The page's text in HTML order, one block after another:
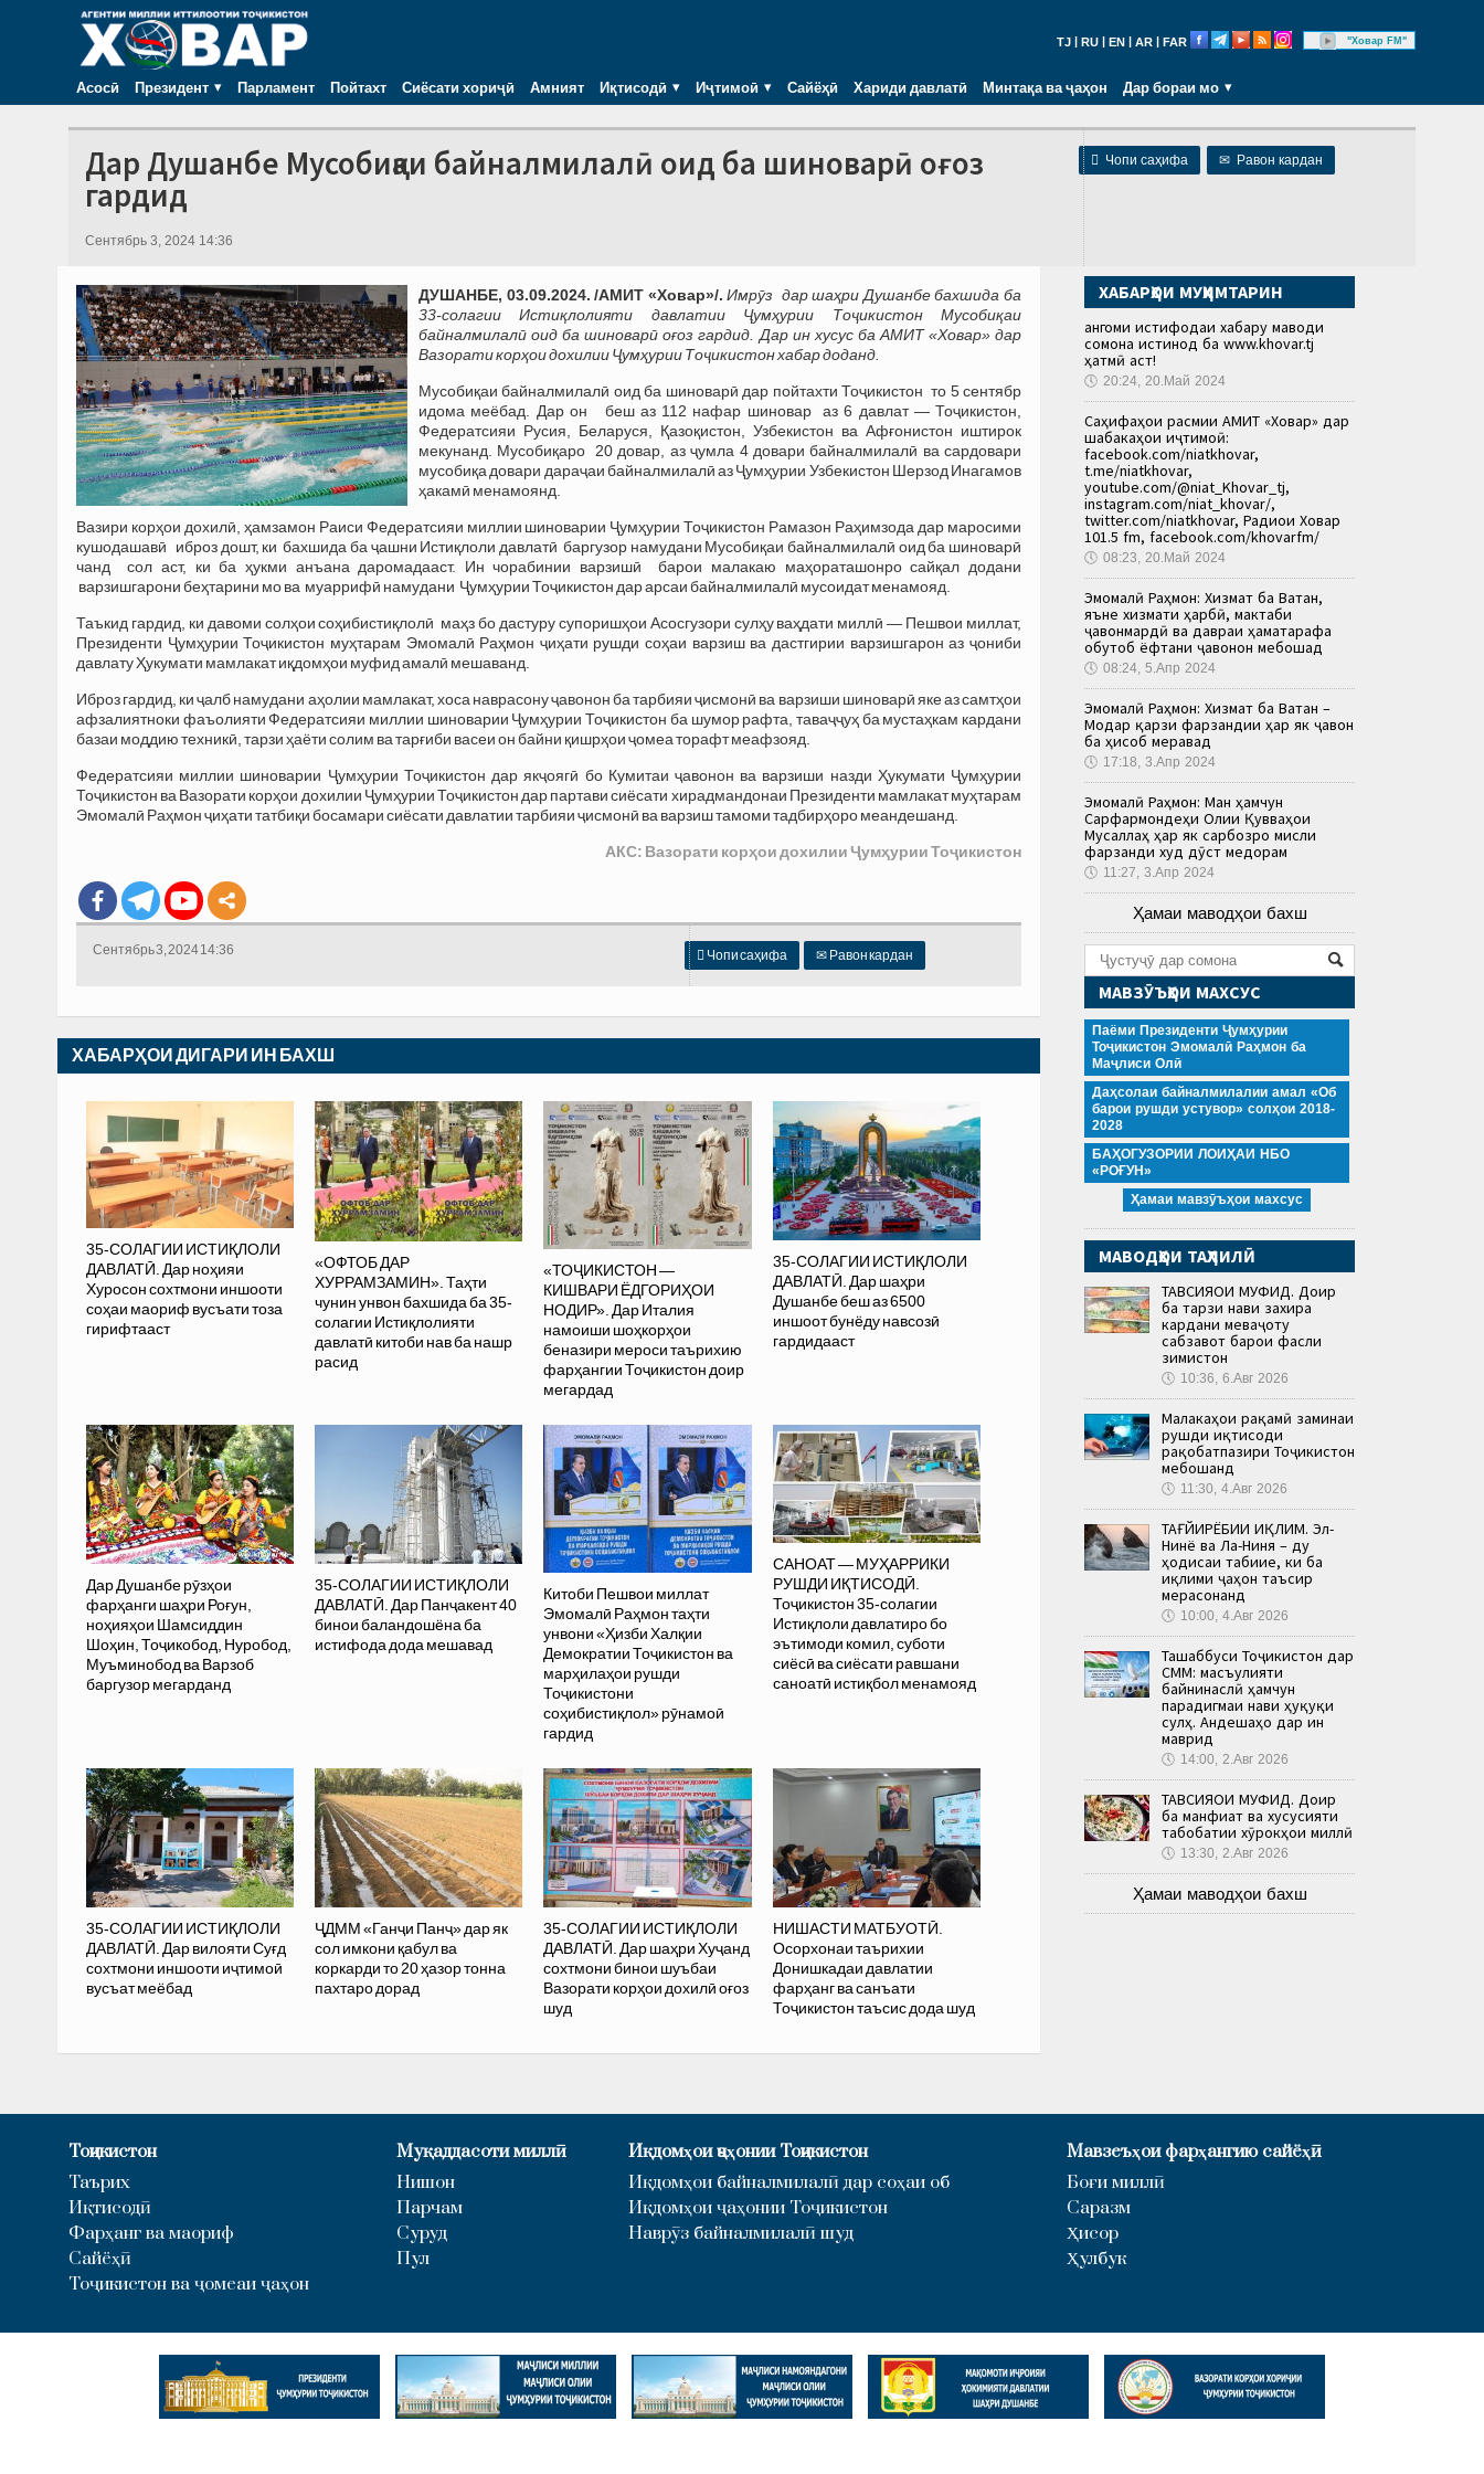
TJ RU EN AR FAR "Ховар FM"
Асосӣ Президент Парламент Пойтахт Сиёсати хориҷӣ Амният Иқтисодӣ Иҷтимоӣ Сайёҳӣ Хариди давлатӣ Минтақа ва ҷаҳон Дар бораи мо
 Чопи саҳифа ✉ Равон кардан
Дар Душанбе Мусобиқаи байналмилалӣ оид ба шиноварӣ оғоз
гардид
Сентябрь 3, 2024 14:36
ДУШАНБЕ, 03.09.2024. /АМИТ «Ховар»/. Имрӯз дар шаҳри Душанбе бахшида ба
33-солагии Истиқлолияти давлатии Ҷумҳурии Тоҷикистон Мусобиқаи
байналмилалӣ оид ба шиноварӣ оғоз гардид. Дар ин хусус ба АМИТ «Ховар» дар
Вазорати корҳои дохилии Ҷумҳурии Тоҷикистон хабар доданд.
Мусобиқаи байналмилалӣ оид ба шиноварӣ дар пойтахти Тоҷикистон то 5 сентябр
идома меёбад. Дар он беш аз 112 нафар шиновар аз 6 давлат — Тоҷикистон,
Федератсияи Русия, Беларуся, Қазоқистон, Узбекистон ва Афғонистон иштирок
мекунанд. Мусобиқаро 20 довар, аз ҷумла 4 довари байналмилалӣ ва сардовари
мусобиқа довари дараҷаи байналмилалӣ аз Ҷумҳурии Узбекистон Шерзод Инагамов
ҳакамӣ менамоянд.
Вазири корҳои дохилӣ, ҳамзамон Раиси Федератсияи миллии шиноварии Ҷумҳурии Тоҷикистон Рамазон Раҳимзода дар маросими
кушодашавӣ иброз дошт, ки бахшида ба ҷашни Истиқлоли давлатӣ баргузор намудани Мусобиқаи байналмилалӣ оид ба шиноварӣ
чанд сол аст, ки ба ҳукми анъана даромадааст. Ин чорабинии варзишӣ барои малакаю маҳораташонро сайқал додани
варзишгарони беҳтарини мо ва муаррифӣ намудани Ҷумҳурии Тоҷикистон дар арсаи байналмилалӣ мусоидат менамояд.
Таъкид гардид, ки давоми солҳои соҳибистиқлолӣ маҳз бо дастуру супоришҳои Асосгузори сулҳу ваҳдати миллӣ — Пешвои миллат,
Президенти Ҷумҳурии Тоҷикистон муҳтарам Эмомалӣ Раҳмон ҷиҳати рушди соҳаи варзиш ва дастгирии варзишгарон аз ҷониби
давлату Ҳукумати мамлакат иқдомҳои муфид амалӣ мешаванд.
Иброз гардид, ки ҷалб намудани аҳолии мамлакат, хоса наврасону ҷавонон ба тарбияи ҷисмонӣ ва варзиши шиноварӣ яке аз самтҳои
афзалиятноки фаъолияти Федератсияи миллии шиноварии Ҷумҳурии Тоҷикистон ба шумор рафта, таваҷҷуҳ ба мустаҳкам кардани
базаи моддию техникӣ, тарзи ҳаёти солим ва тарғиби васеи он байни қишрҳои ҷомеа торафт меафзояд.
Федератсияи миллии шиноварии Ҷумҳурии Тоҷикистон дар якҷоягӣ бо Кумитаи ҷавонон ва варзиши назди Ҳукумати Ҷумҳурии
Тоҷикистон ва Вазорати корҳои дохилии Ҷумҳурии Тоҷикистон дар партави сиёсати хирадмандонаи Президенти мамлакат муҳтарам
Эмомалӣ Раҳмон ҷиҳати татбиқи босамари сиёсати давлатии тарбияи ҷисмонӣ ва варзиш тамоми тадбирҳоро меандешанд.
АКС: Вазорати корҳои дохилии Ҷумҳурии Тоҷикистон
 Чопи саҳифа ✉ Равон кардан
Сентябрь 3, 2024 14:36
ХАБАРҲОИ ДИГАРИ ИН БАХШ
35-СОЛАГИИ ИСТИҚЛОЛИ
ДАВЛАТӢ. Дар ноҳияи
Хуросон сохтмони иншооти
соҳаи маориф вусъати тоза
гирифтааст
«ОФТОБ ДАР
ХУРРАМЗАМИН». Таҳти
чунин унвон бахшида ба 35-
солагии Истиқлолияти
давлатӣ китоби нав ба нашр
расид
«ТОҶИКИСТОН —
КИШВАРИ ЁДГОРИҲОИ
НОДИР». Дар Италия
намоиши шоҳкорҳои
беназири мероси таърихию
фарҳангии Тоҷикистон доир
мегардад
35-СОЛАГИИ ИСТИҚЛОЛИ
ДАВЛАТӢ. Дар шаҳри
Душанбе беш аз 6500
иншоот бунёду навсозӣ
гардидааст
Дар Душанбе рӯзҳои
фарҳанги шаҳри Роғун,
ноҳияҳои Шамсиддин
Шоҳин, Тоҷикобод, Нуробод,
Муъминобод ва Варзоб
баргузор мегарданд
35-СОЛАГИИ ИСТИҚЛОЛИ
ДАВЛАТӢ. Дар Панҷакент 40
бинои баландошёна ба
истифода дода мешавад
Китоби Пешвои миллат
Эмомалӣ Раҳмон таҳти
унвони «Ҳизби Халқии
Демократии Тоҷикистон ва
марҳилаҳои рушди
Тоҷикистони
соҳибистиқлол» рӯнамоӣ
гардид
САНОАТ — МУҲАРРИКИ
РУШДИ ИҚТИСОДӢ.
Тоҷикистон 35-солагии
Истиқлоли давлатиро бо
эътимоди комил, суботи
сиёсӣ ва сиёсати равшани
саноатӣ истиқбол менамояд
35-СОЛАГИИ ИСТИҚЛОЛИ
ДАВЛАТӢ. Дар вилояти Суғд
сохтмони иншооти иҷтимоӣ
вусъат меёбад
ҶДММ «Ганҷи Панҷ» дар як
сол имкони қабул ва
коркарди то 20 ҳазор тонна
пахтаро дорад
35-СОЛАГИИ ИСТИҚЛОЛИ
ДАВЛАТӢ. Дар шаҳри Хуҷанд
сохтмони бинои шуъбаи
Вазорати корҳои дохилӣ оғоз
шуд
НИШАСТИ МАТБУОТӢ.
Осорхонаи таърихии
Донишкадаи давлатии
фарҳанг ва санъати
Тоҷикистон таъсис дода шуд
ХАБАРҲОИ МУҲИМТАРИН
Ҳангоми истифодаи хабару маводи
сомона истинод ба www.khovar.tj
ҳатмӣ аст!
🕔 20:24, 20.Май 2024
Саҳифаҳои расмии АМИТ «Ховар» дар
шабакаҳои иҷтимоӣ:
facebook.com/niatkhovar,
t.me/niatkhovar,
youtube.com/@niat_Khovar_tj,
instagram.com/niat_khovar/,
twitter.com/niatkhovar, Радиои Ховар
101.5 fm, facebook.com/khovarfm/
🕔 08:23, 20.Май 2024
Эмомалӣ Раҳмон: Хизмат ба Ватан,
яъне хизмати ҳарбӣ, мактаби
ҷавонмардӣ ва давраи ҳаматарафа
обутоб ёфтани ҷавонон мебошад
🕔 08:24, 5.Апр 2024
Эмомалӣ Раҳмон: Хизмат ба Ватан –
Модар қарзи фарзандии ҳар як ҷавон
ба ҳисоб меравад
🕔 17:18, 3.Апр 2024
Эмомалӣ Раҳмон: Ман ҳамчун
Сарфармондеҳи Олии Қувваҳои
Мусаллаҳ ҳар як сарбозро мисли
фарзанди худ дӯст медорам
🕔 11:27, 3.Апр 2024
Ҳамаи маводҳои бахш
МАВЗӮЪҲОИ МАХСУС
Паёми Президенти Ҷумҳурии
Тоҷикистон Эмомалӣ Раҳмон ба
Маҷлиси Олӣ
Даҳсолаи байналмилалии амал «Об
барои рушди устувор» солҳои 2018-
2028
БАҲОГУЗОРИИ ЛОИҲАИ НБО
«РОҒУН»
Ҳамаи мавзӯъҳои махсус
МАВОДҲОИ ТАҲЛИЛӢ
ТАВСИЯҲОИ МУФИД. Доир
ба тарзи нави захира
кардани меваҷоту
сабзавот барои фасли
зимистон
🕔 10:36, 6.Авг 2026
Малакаҳои рақамӣ заминаи
рушди иқтисоди
рақобатпазири Тоҷикистон
мебошанд
🕔 11:30, 4.Авг 2026
ТАҒЙИРЁБИИ ИҚЛИМ. Эл-
Нинё ва Ла-Ниня – ду
ҳодисаи табиие, ки ба
иқлими ҷаҳон таъсир
мерасонанд
🕔 10:00, 4.Авг 2026
Ташаббуси Тоҷикистон дар
СММ: масъулияти
байнинаслӣ ҳамчун
парадигмаи нави ҳуқуқи
сулҳ. Андешаҳо дар ин
маврид
🕔 14:00, 2.Авг 2026
ТАВСИЯҲОИ МУФИД. Доир
ба манфиат ва хусусияти
табобатии хӯрокҳои миллӣ
🕔 13:30, 2.Авг 2026
Ҳамаи маводҳои бахш
Тоҷикистон
Таърих
Иқтисодӣ
Фарҳанг ва маориф
Сайёҳӣ
Тоҷикистон ва ҷомеаи ҷаҳон
Муқаддасоти миллӣ
Нишон
Парчам
Суруд
Пул
Иқдомҳои ҷаҳонии Тоҷикистон
Иқдомҳои байналмилалӣ дар соҳаи об
Иқдомҳои ҷаҳонии Тоҷикистон
Наврӯз байналмилалӣ шуд
Мавзеъҳои фарҳангию сайёҳӣ
Боғи миллӣ
Саразм
Ҳисор
Ҳулбук